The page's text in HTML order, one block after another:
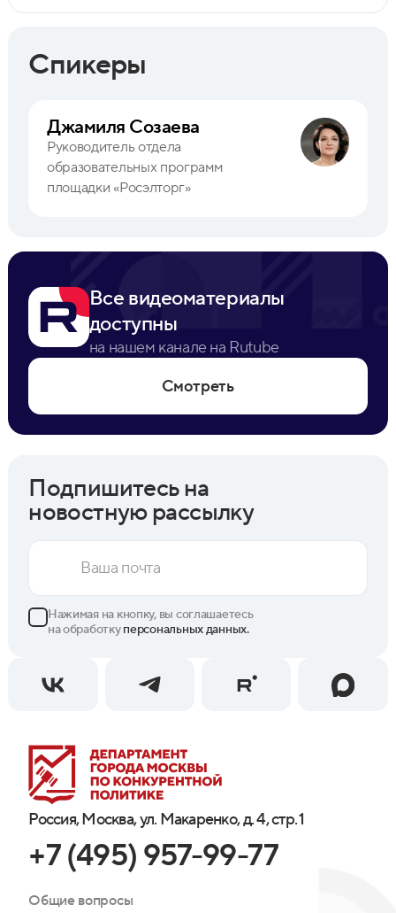
Спикеры
Джамиля Созаева
Руководитель отдела
образовательных программ
площадки «Росэлторг»
Все видеоматериалы
доступны
на нашем канале на Rutube
Смотреть
Россия, Москва, ул. Макаренко, д. 4, стр. 1
+7 (495) 957-99-77
Общие вопросы
Подпишитесь на
новостную рассылку
Нажимая на кнопку, вы соглашаетесь
на обработкуперсональных данных.